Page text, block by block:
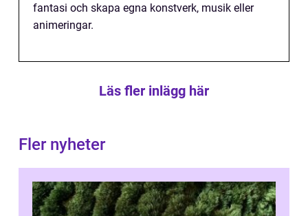
fantasi och skapa egna konstverk, musik eller
animeringar.
Läs fler inlägg här
Fler nyheter